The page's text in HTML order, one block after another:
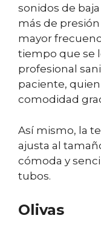
sonidos de
más de
mayor
tiempo que se
profesional
paciente,
comodidad
Así mismo, la
ajusta al
cómoda y
tubos.
Olivas